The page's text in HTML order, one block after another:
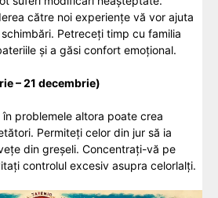
către noi experiențe vă vor ajuta
Petreceți timp cu familia
și a găsi confort emoțional.
– 21 decembrie)
problemele altora poate crea
Permiteți celor din jur să ia
din greșeli. Concentrați-vă pe
controlul excesiv asupra celorlalți.